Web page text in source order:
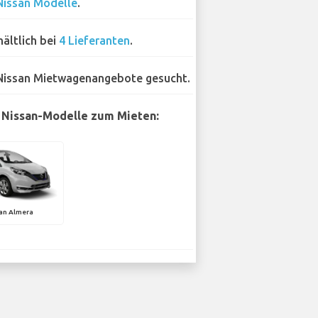
Modelle.
bei 4 Lieferanten.
Mietwagenangebote gesucht.
Modelle zum Mieten:
Almera